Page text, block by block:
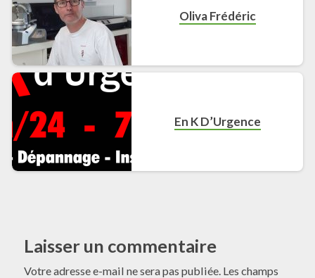
Oliva Frédéric
En K D’Urgence
Laisser un commentaire
Votre adresse e-mail ne sera pas publiée. Les champs